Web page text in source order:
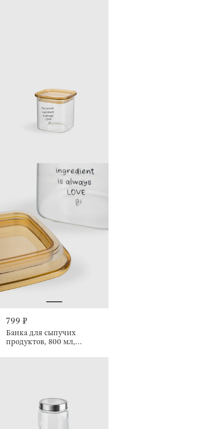
799 ₽
Банка для сыпучих
продуктов, 800 мл,